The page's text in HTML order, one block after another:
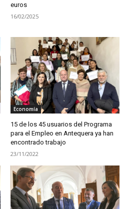
euros
16/02/2025
Economía
15 de los 45 usuarios del Programa
para el Empleo en Antequera ya han
encontrado trabajo
23/11/2022